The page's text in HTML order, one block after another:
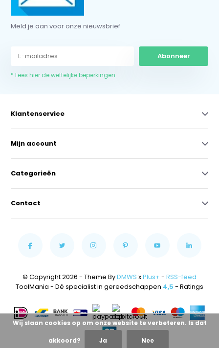
Meld je aan voor onze nieuwsbrief
Abonneer
* Lees hier de wettelijke beperkingen
Klantenservice
Mijn account
Categorieën
Contact
© Copyright 2026 - Theme ByDMWS xPlus+ - RSS-feed
ToolMania - Dé specialist in gereedschappen 4,5 - Ratings
Wij slaan cookies op om onze website te verbeteren. Is dat
akkoord? Ja Nee